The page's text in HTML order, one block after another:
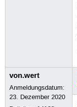
von.wert
Anmeldungsdatum:
23. Dezember 2020